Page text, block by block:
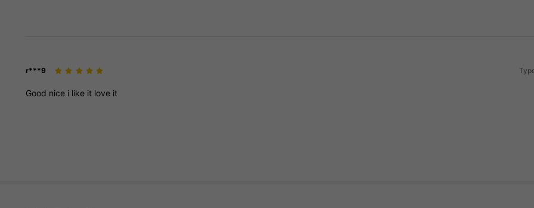
r***9
Good nice i like it love it